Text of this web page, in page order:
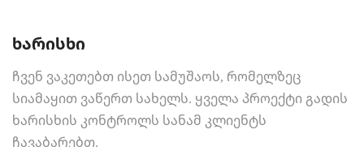
ხარისხი
ჩვენ ვაკეთებთ ისეთ სამუშაოს, რომელზეც
სიამაყით ვაწერთ სახელს. ყველა პროექტი გადის
ხარისხის კონტროლს სანამ კლიენტს
ჩავაბარებთ.